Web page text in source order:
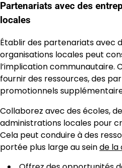
Partenariats avec des
locales
Établir des partenariats avec
organisations locales peut
l’implication communautaire.
fournir des ressources, des
promotionnels
Collaborez avec des écoles,
administrations locales pour
Cela peut conduire à des
portée plus large au seinde la